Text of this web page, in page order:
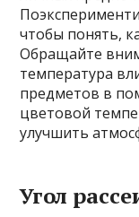
чтобы понять,
Обращайте
температура
предметов в
цветовой
улучшить
Угол